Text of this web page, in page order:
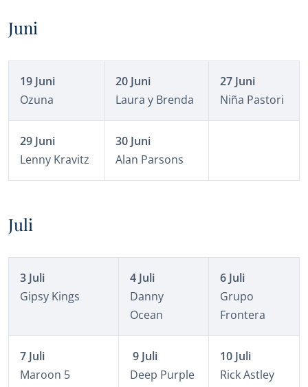
Juni
19 Juni
Ozuna
20 Juni
Laura y Brenda
27 Juni
Niña Pastori
29 Juni
Lenny Kravitz
30 Juni
Alan Parsons
Juli
3 Juli
Gipsy Kings
4 Juli
Danny
Ocean
6 Juli
Grupo
Frontera
7 Juli
Maroon 5
9 Juli
Deep Purple
10 Juli
Rick Astley